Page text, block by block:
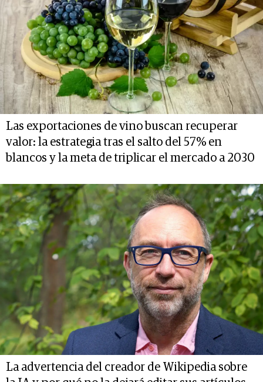
Las exportaciones de vino buscan recuperar
valor: la estrategia tras el salto del 57% en
blancos y la meta de triplicar el mercado a 2030
La advertencia del creador de Wikipedia sobre